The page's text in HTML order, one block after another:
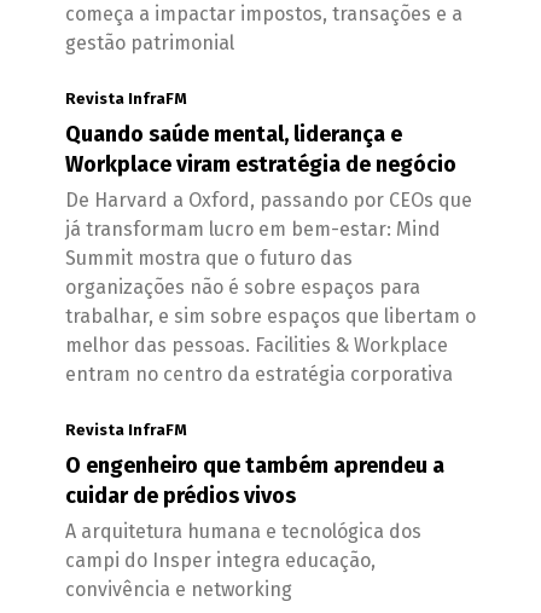
começa a impactar impostos, transações e a
gestão patrimonial
Revista InfraFM
Quando saúde mental, liderança e
Workplace viram estratégia de negócio
De Harvard a Oxford, passando por CEOs que
já transformam lucro em bem-estar: Mind
Summit mostra que o futuro das
organizações não é sobre espaços para
trabalhar, e sim sobre espaços que libertam o
melhor das pessoas. Facilities & Workplace
entram no centro da estratégia corporativa
Revista InfraFM
O engenheiro que também aprendeu a
cuidar de prédios vivos
A arquitetura humana e tecnológica dos
campi do Insper integra educação,
convivência e networking